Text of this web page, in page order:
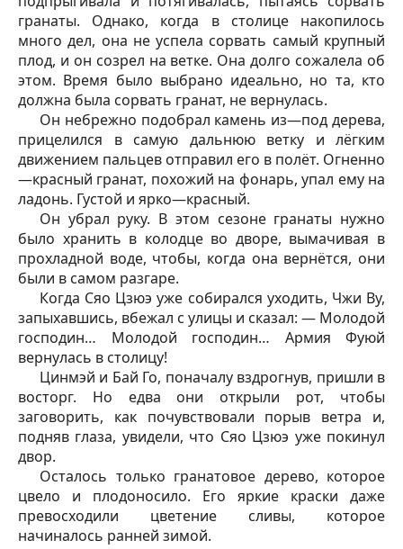
гранаты. Однако, когда в столице накопилось
много дел, она не успела сорвать самый крупный
плод, и он созрел на ветке. Она долго сожалела об
этом. Время было выбрано идеально, но та, кто
должна была сорвать гранат, не вернулась.
Он небрежно подобрал камень из—под дерева,
прицелился в самую дальнюю ветку и лёгким
движением пальцев отправил его в полёт. Огненно
—красный гранат, похожий на фонарь, упал ему на
ладонь. Густой и ярко—красный.
Он убрал руку. В этом сезоне гранаты нужно
было хранить в колодце во дворе, вымачивая в
прохладной воде, чтобы, когда она вернётся, они
были в самом разгаре.
Когда Сяо Цзюэ уже собирался уходить, Чжи Ву,
запыхавшись, вбежал с улицы и сказал: — Молодой
господин… Молодой господин… Армия Фуюй
вернулась в столицу!
Цинмэй и Бай Го, поначалу вздрогнув, пришли в
восторг. Но едва они открыли рот, чтобы
заговорить, как почувствовали порыв ветра и,
подняв глаза, увидели, что Сяо Цзюэ уже покинул
двор.
Осталось только гранатовое дерево, которое
цвело и плодоносило. Его яркие краски даже
превосходили цветение сливы, которое
начиналось ранней зимой.